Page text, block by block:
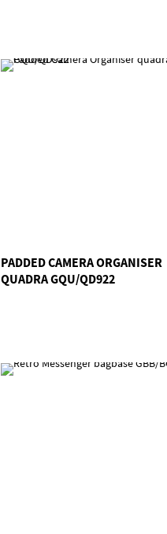
PADDED CAMERA ORGANISER
QUADRA GQU/QD922